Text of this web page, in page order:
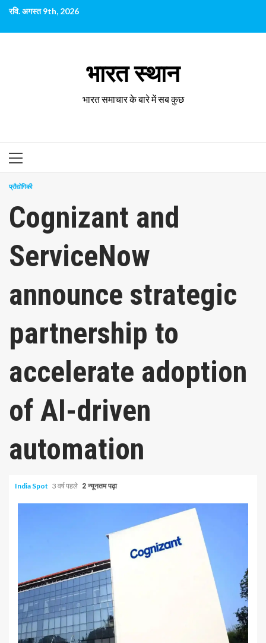
छोड़कर
पर
रवि. अगस्त 9th, 2026
भारत स्थान
भारत समाचार के बारे में सब कुछ
प्राथमिक
प्रौद्योगिकी
Cognizant and
ServiceNow
announce strategic
partnership to
accelerate adoption
of AI-driven
automation
India Spot 3 वर्ष पहले 2 न्यूनतम पढ़ा